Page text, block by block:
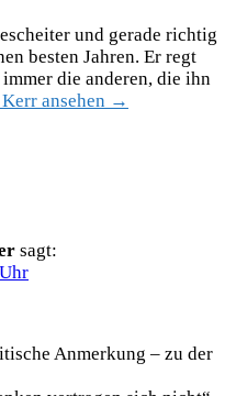
und gerade richtig
besten Jahren. Er regt
die anderen, die ihn
ansehen →
sagt:
Anmerkung – zu der